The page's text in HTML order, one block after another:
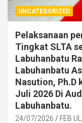
UNCATEGORIZED
Pelaksanaan
Tingkat SLTA
Labuhanbatu
Labuhanbatu
Nasution, Ph.D
Juli 2026 Di
Labuhanbatu.
24/07/2026 FEB